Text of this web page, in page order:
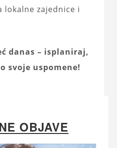
lokalne zajednice i
danas – isplaniraj,
svoje uspomene!
OBJAVE